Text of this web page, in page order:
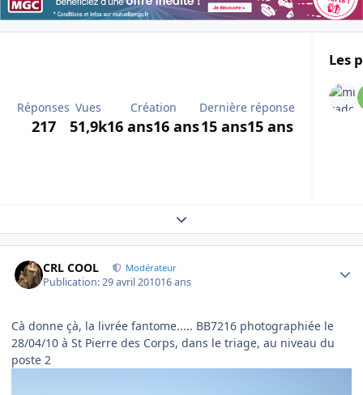
Réponses
217
Vues
51,9k
Création
16 ans16 ans
Dernière réponse
15 ans15 ans
Les
Expand topic overview
CRL COOL Modérateur
Publication:29 avril 201016 ans
Cà donne çà, la livrée fantome..... BB7216 photographiée le
28/04/10 à St Pierre des Corps, dans le triage, au niveau du
poste 2